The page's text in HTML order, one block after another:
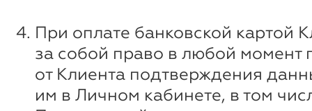
При оплате банковской картой
за собой право в любой момент
от Клиента подтверждения
им в Личном кабинете, в том